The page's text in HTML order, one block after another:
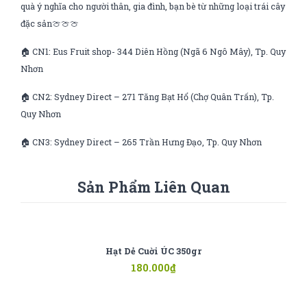
quà ý nghĩa cho người thân, gia đình, bạn bè từ những loại trái cây
đặc sản🍈🍈🍈
🏠 CN1: Eus Fruit shop- 344 Diên Hồng (Ngã 6 Ngô Mây), Tp. Quy
Nhơn
🏠 CN2: Sydney Direct – 271 Tăng Bạt Hổ (Chợ Quân Trấn), Tp.
Quy Nhơn
🏠 CN3: Sydney Direct – 265 Trần Hưng Đạo, Tp. Quy Nhơn
Sản Phẩm Liên Quan
Hạt Dẻ Cuời ÚC 350gr
180.000₫